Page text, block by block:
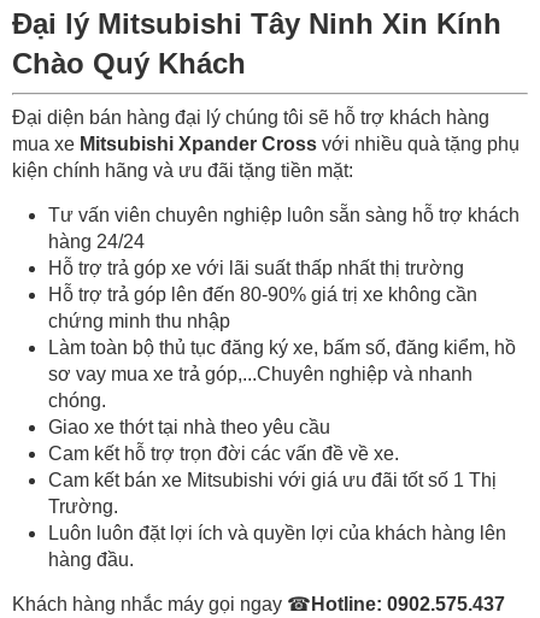
Đại lý Mitsubishi Tây Ninh Xin Kính
Chào Quý Khách
Đại diện bán hàng đại lý chúng tôi sẽ hỗ trợ khách hàng
mua xe Mitsubishi Xpander Cross với nhiều quà tặng phụ
kiện chính hãng và ưu đãi tặng tiền mặt:
Tư vấn viên chuyên nghiệp luôn sẵn sàng hỗ trợ khách
hàng 24/24
Hỗ trợ trả góp xe với lãi suất thấp nhất thị trường
Hỗ trợ trả góp lên đến 80-90% giá trị xe không cần
chứng minh thu nhập
Làm toàn bộ thủ tục đăng ký xe, bấm số, đăng kiểm, hồ
sơ vay mua xe trả góp,...Chuyên nghiệp và nhanh
chóng.
Giao xe thớt tại nhà theo yêu cầu
Cam kết hỗ trợ trọn đời các vấn đề về xe.
Cam kết bán xe Mitsubishi với giá ưu đãi tốt số 1 Thị
Trường.
Luôn luôn đặt lợi ích và quyền lợi của khách hàng lên
hàng đầu.
Khách hàng nhắc máy gọi ngay ☎ Hotline: 0902.575.437